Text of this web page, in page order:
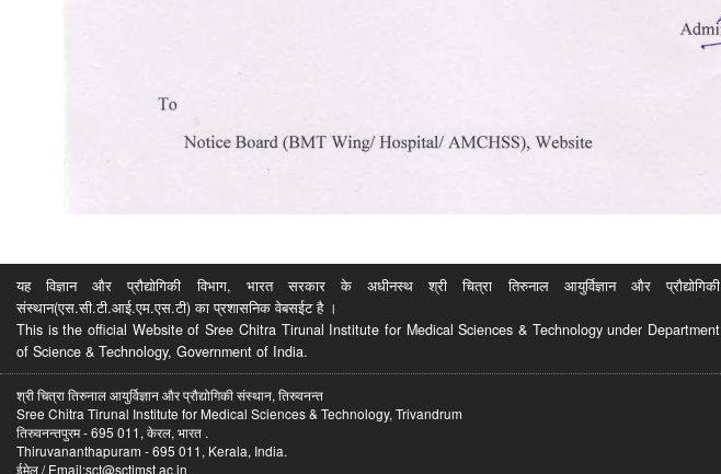
यह विज्ञान और प्रौद्योगिकी विभाग, भारत सरकार के अधीनस्थ श्री चित्रा तिरुनाल आयुर्विज्ञान और प्रौद्योगिकी
संस्थान(एस.सी.टी.आई.एम.एस.टी) का प्रशासनिक वेबसईट है ।
This is the official Website of Sree Chitra Tirunal Institute for Medical Sciences & Technology under Department
of Science & Technology, Government of India.
श्री चित्रा तिरुनाल आयुर्विज्ञान और प्रौद्योगिकी संस्थान, तिरुवनन्त
Sree Chitra Tirunal Institute for Medical Sciences & Technology, Trivandrum
तिरुवनन्तपुरम - 695 011, केरल, भारत .
Thiruvananthapuram - 695 011, Kerala, India.
ईमेल / Email:sct@sctimst.ac.in